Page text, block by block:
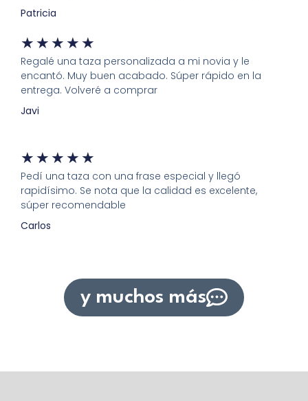
Patricia
★ ★ ★ ★ ★
Regalé una taza personalizada a mi novia y le
encantó. Muy buen acabado. Súper rápido en la
entrega. Volveré a comprar
Javi
★ ★ ★ ★ ★
Pedí una taza con una frase especial y llegó
rapidísimo. Se nota que la calidad es excelente,
súper recomendable
Carlos
y muchos más